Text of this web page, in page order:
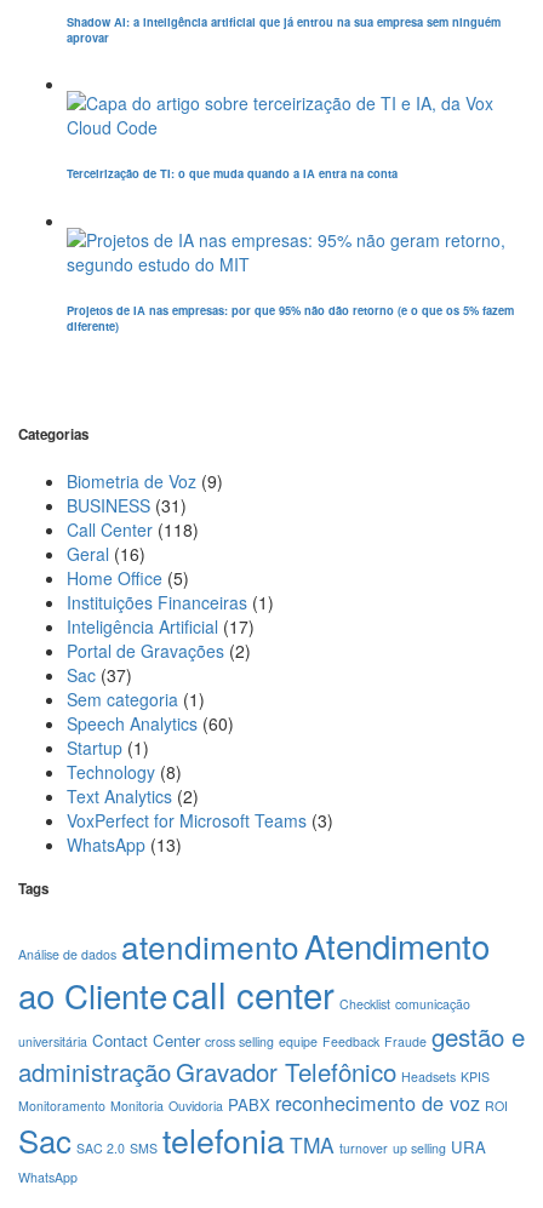
Shadow AI: a inteligência artificial que já entrou na sua empresa sem ninguém
aprovar
Terceirização de TI: o que muda quando a IA entra na conta
Projetos de IA nas empresas: por que 95% não dão retorno (e o que os 5% fazem
diferente)
Categorias
Biometria de Voz (9)
BUSINESS (31)
Call Center (118)
Geral (16)
Home Office (5)
Instituições Financeiras (1)
Inteligência Artificial (17)
Portal de Gravações (2)
Sac (37)
Sem categoria (1)
Speech Analytics (60)
Startup (1)
Technology (8)
Text Analytics (2)
VoxPerfect for Microsoft Teams (3)
WhatsApp (13)
Tags
Análise de dados atendimentoAtendimento
ao Clientecall center Checklist comunicação
universitária Contact Center cross selling equipe Feedback Fraude gestão e
administraçãoGravador Telefônico Headsets KPIS
Monitoramento Monitoria Ouvidoria PABX reconhecimento de voz ROI
Sac SAC 2.0 SMS telefoniaTMA turnover up selling URA
WhatsApp